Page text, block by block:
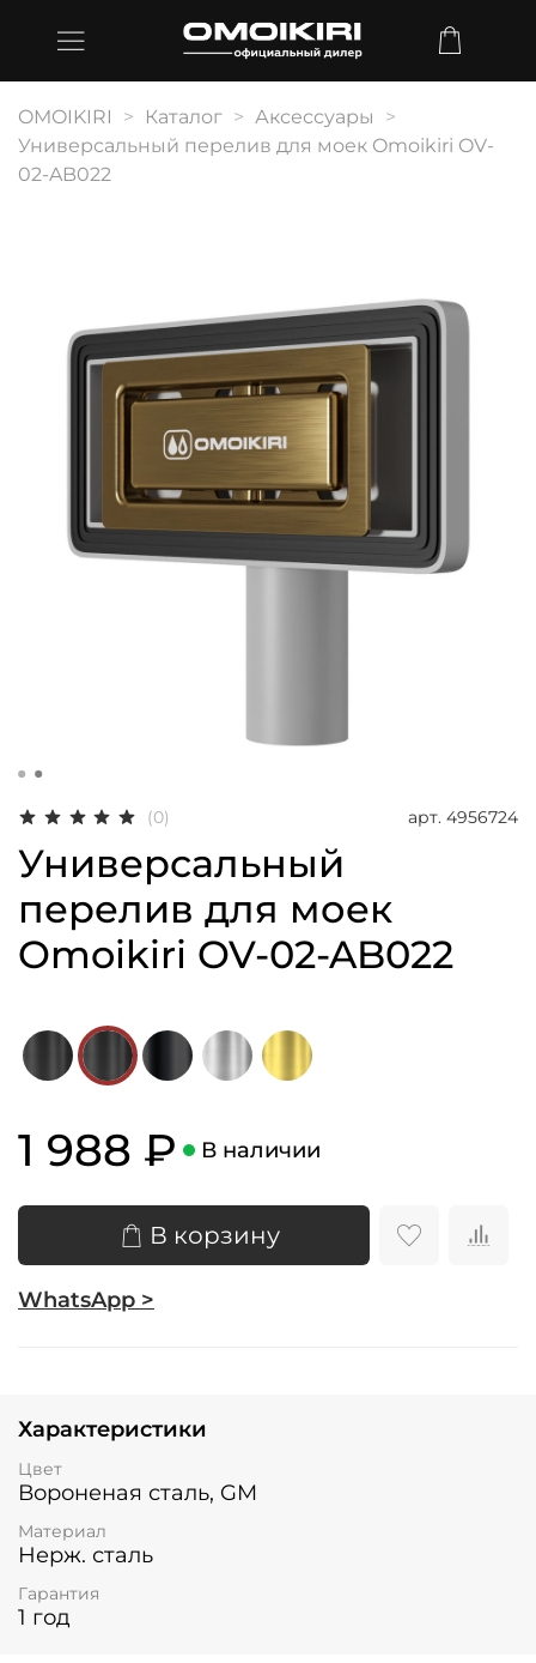
OMOIKIRI Каталог
Аксессуары
Универсальный перелив для моек Omoikiri OV-
02-AB022
(0) арт. 4956724
Универсальный
перелив для моек
Omoikiri OV-02-AB022
1 988 ₽ В наличии
В корзину
WhatsApp >
Характеристики
Цвет
Вороненая сталь, GM
Материал
Нерж. сталь
Гарантия
1 год